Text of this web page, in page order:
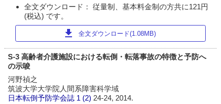
全文ダウンロード： 従量制、基本料金制の方共に121円
(税込) です。
download 全文ダウンロード(1.08MB)
S-3 高齢者介護施設における転倒・転落事故の特徴と予防へ
の示唆
河野禎之
筑波大学大学院人間系障害科学域
日本転倒予防学会誌 1 (2) 24-24, 2014.